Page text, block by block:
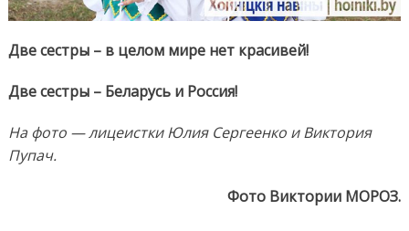
Две сестры – в целом мире нет красивей!
Две сестры – Беларусь и Россия!
На фото — лицеистки Юлия Сергеенко и Виктория
Пупач.
Фото Виктории МОРОЗ.